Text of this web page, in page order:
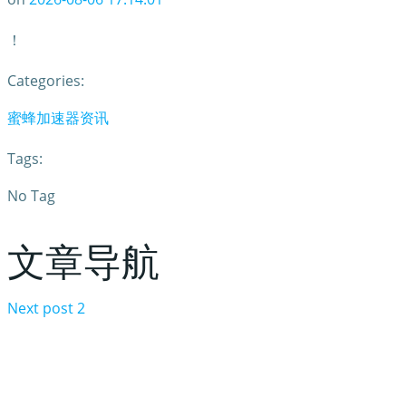
！
Categories:
蜜蜂加速器资讯
Tags:
No Tag
文章导航
Next post2